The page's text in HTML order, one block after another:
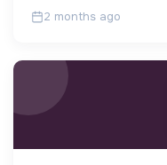
2 months ago